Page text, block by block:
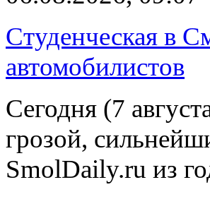
Студенческая в
автомобилистов
Сегодня (7
грозой,
SmolDaily.ru из